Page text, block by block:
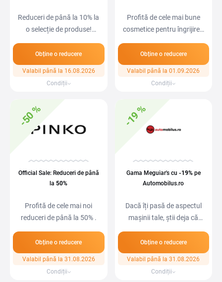
Reduceri de până la 10% la
o selecție de produse!
Obține o reducere
Valabil până la 16.08.2026
Condiții
Profită de cele mai bune
cosmetice pentru îngrijirea
Obține o reducere
Valabil până la 01.09.2026
Condiții
-50 %
Official Sale: Reduceri de până
la50%
Profită de cele mai noi
reduceri de până la 50% .
Obține o reducere
Valabil până la 31.08.2026
Condiții
-19 %
Gama Meguiar's cu -19%pe
Automobilus.ro
Dacă îți pasă de aspectul
mașinii tale, știi deja că
Obține o reducere
Valabil până la 31.08.2026
Condiții